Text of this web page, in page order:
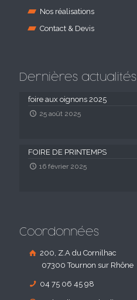
Nos réalisations
Contact & Devis
Dernières actualités
foire aux oignons 2025
25 août 2025
FOIRE DE PRINTEMPS
16 février 2025
Coordonnées
200, Z.A du Cornilhac
07300 Tournon sur Rhône
04 75 06 45 98